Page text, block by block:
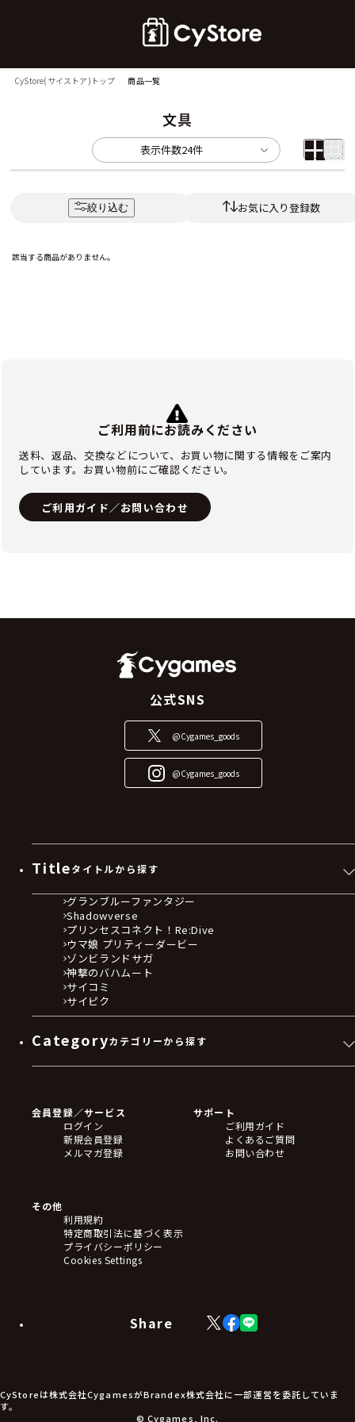
CyStore(サイストア)トップ 商品一覧
文具
表示件数24件
絞り込む お気に入り登録数
該当する商品がありません。
ご利用前にお読みください
送料、返品、交換などについて、お買い物に関する情報をご案内
しています。お買い物前にご確認ください。
ご利用ガイド／お問い合わせ
公式SNS
@Cygames_goods
@Cygames_goods
Titleタイトルから探す
グランブルーファンタジー
Shadowverse
プリンセスコネクト！Re:Dive
ウマ娘 プリティーダービー
ゾンビランドサガ
神撃のバハムート
サイコミ
サイピク
Categoryカテゴリーから探す
フィギュア
アクリルスタンド
バッジ
キーホルダー・ストラップ
ステッカー・シール・カード
タペストリー・ポスター
アームサポーター
ブレードホルダー
食品・飲料品
アパレル小物
アクセサリー
会員登録／サービス
ログイン
新規会員登録
メルマガ登録
サポート
ご利用ガイド
よくあるご質問
お問い合わせ
その他
利用規約
特定商取引法に基づく表示
プライバシーポリシー
Cookies Settings
Share
X
(Twitter)
Facebook
LINE
CyStoreは株式会社CygamesがBrandex株式会社に一部運営を委託していま
す。
© Cygames, Inc.